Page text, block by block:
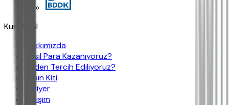
Kurumsal
Hakkımızda
Nasıl Para Kazanıyoruz?
Neden Tercih Ediliyoruz?
Basın Kiti
Kariyer
İletişim